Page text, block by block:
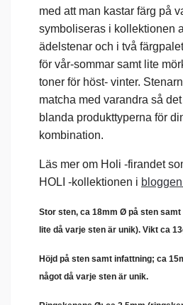
med att man kastar färg på
symboliseras i kollektionen
ädelstenar och i två
för vår-sommar samt lite
toner för höst- vinter.
matcha med varandra så
blanda produkttyperna för
kombination.
Läs mer om Holi -firandet
HOLI -kollektionen i bloggen
Stor sten, ca 18mm Ø på sten samt
lite då varje sten är unik). Vikt ca
Höjd på sten samt infattning; ca
något då varje sten är unik.